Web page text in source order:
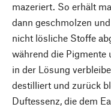
mazeriert. So erhält
dann geschmolzen
nicht lösliche Stoffe
während die Pigmente
in der Lösung
destilliert und zurück
Duftessenz, die dem